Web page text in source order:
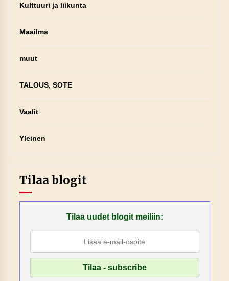
Kulttuuri ja liikunta
Maailma
muut
TALOUS, SOTE
Vaalit
Yleinen
Tilaa blogit
Tilaa uudet blogit meiliin: